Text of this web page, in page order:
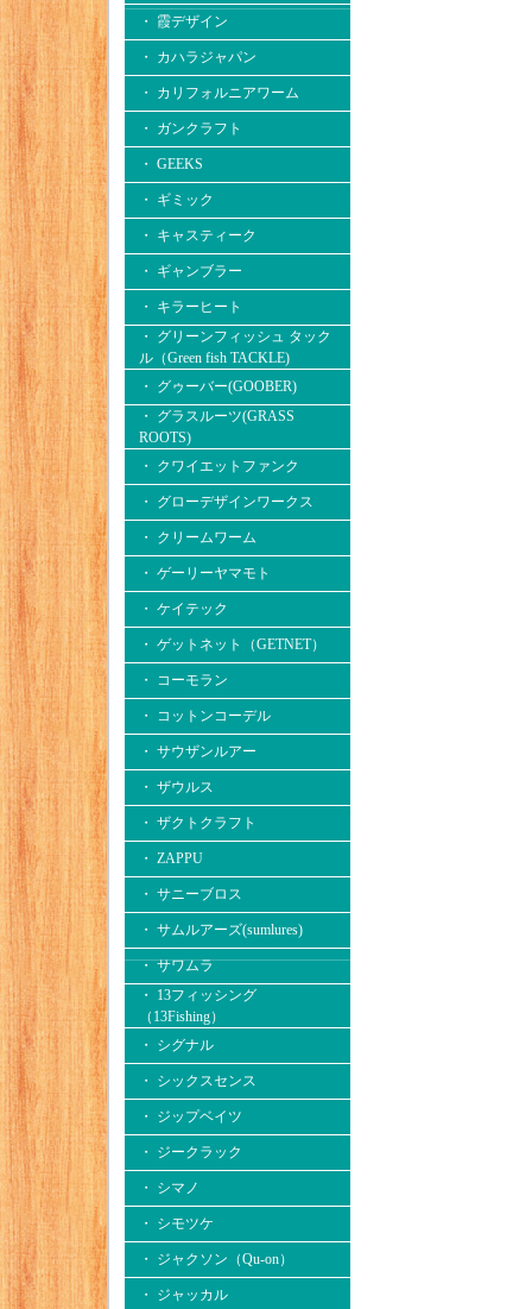
・ 霞デザイン
・ カハラジャパン
・ カリフォルニアワーム
・ ガンクラフト
・ GEEKS
・ ギミック
・ キャスティーク
・ ギャンブラー
・ キラーヒート
・ グリーンフィッシュ タック
ル（Green fish TACKLE)
・ グゥーバー(GOOBER)
・ グラスルーツ(GRASS
ROOTS)
・ クワイエットファンク
・ グローデザインワークス
・ クリームワーム
・ ゲーリーヤマモト
・ ケイテック
・ ゲットネット（GETNET）
・ コーモラン
・ コットンコーデル
・ サウザンルアー
・ ザウルス
・ ザクトクラフト
・ ZAPPU
・ サニーブロス
・ サムルアーズ(sumlures)
・ サワムラ
・ 13フィッシング
（13Fishing）
・ シグナル
・ シックスセンス
・ ジップベイツ
・ ジークラック
・ シマノ
・ シモツケ
・ ジャクソン（Qu-on）
・ ジャッカル